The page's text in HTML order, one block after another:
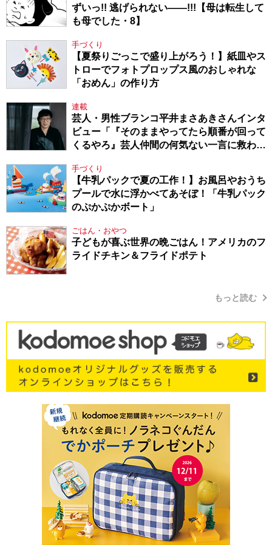
ずいっ!! 逃げられない――!!!【母は転生して
も母でした・8】
手づくり
【夏祭りごっこで盛り上がろう！】紙皿やス
トローでフォトプロップス風のおしゃれな
「おめん」の作り方
連載
芸人・男性ブランコ平井まさあきさんインタ
ビュー「『そのままやってたら順番が回って
くるやろ』芸人仲間の何気ない一言に救われ
手づくり
【牛乳パックで夏の工作！】お風呂やおうち
プールで水に浮かべてあそぼ！「牛乳パック
のぷかぷかボート」
ごはん・おやつ
子どもが喜ぶ世界の晩ごはん！アメリカのフ
ライドチキン＆フライドポテト
もっと読む